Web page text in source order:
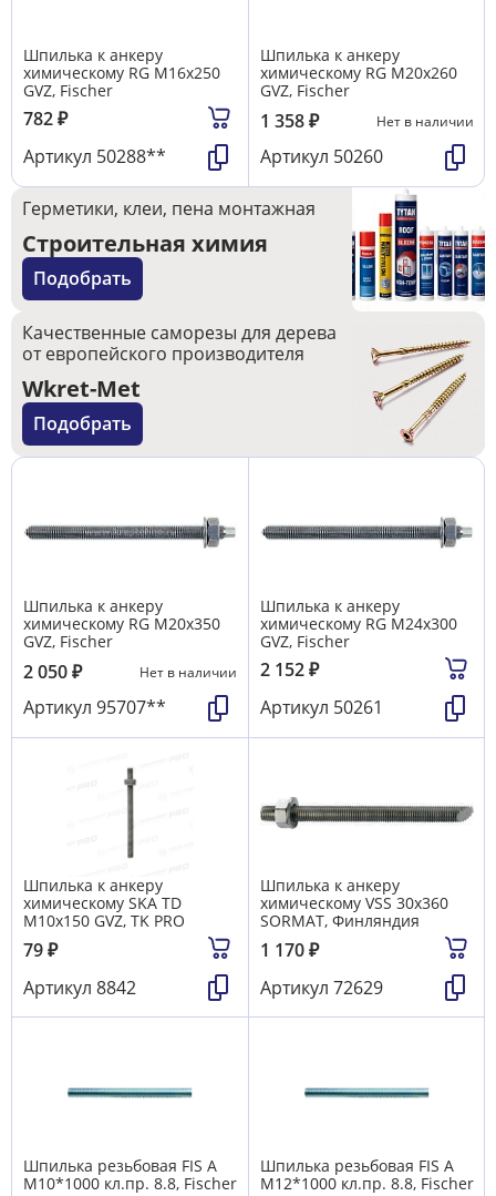
Шпилька к анкеру
химическому RG М16х250
GVZ, Fischer
782₽
Артикул 50288**
Шпилька к анкеру
химическому RG М20х260
GVZ, Fischer
1 358₽ Нет в наличии
Артикул 50260
Герметики, клеи, пена монтажная
Строительная химия
Подобрать
Качественные саморезы для дерева
от европейского производителя
Wkret-Met
Подобрать
Шпилька к анкеру
химическому RG М20х350
GVZ, Fischer
2 050₽ Нет в наличии
Артикул 95707**
Шпилька к анкеру
химическому RG М24х300
GVZ, Fischer
2 152₽
Артикул 50261
Шпилька к анкеру
химическому SKA TD
М10х150 GVZ, TK PRO
79₽
Артикул 8842
Шпилька к анкеру
химическому VSS 30х360
SORMAT, Финляндия
1 170₽
Артикул 72629
Шпилька резьбовая FIS A
М10*1000 кл.пр. 8.8, Fischer
Шпилька резьбовая FIS A
М12*1000 кл.пр. 8.8, Fischer